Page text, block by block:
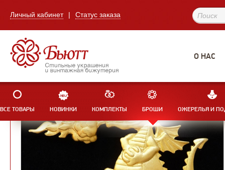
Личный кабинет | Статус заказа
О НАС
ВСЕ ТОВАРЫ НОВИНКИ КОМПЛЕКТЫ БРОШИ ОЖЕРЕЛЬЯ И